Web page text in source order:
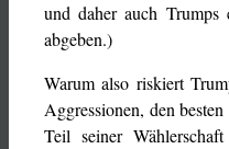
und daher auch Trumps
abgeben.)
Warum also riskiert
Aggressionen, den
Teil seiner